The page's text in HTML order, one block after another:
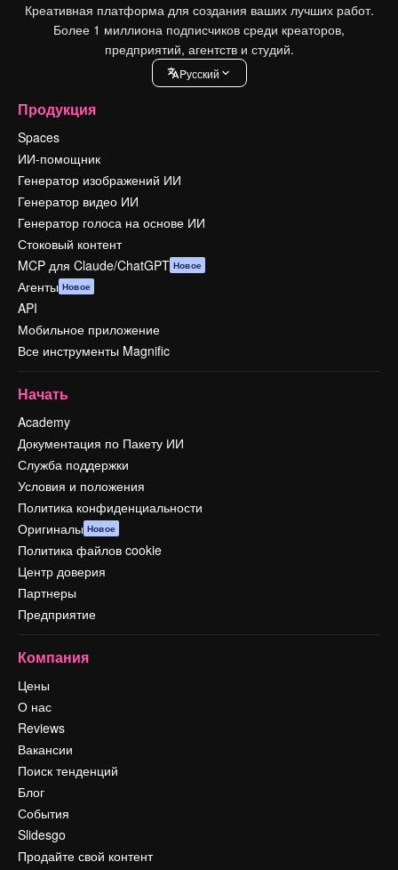
Креативная платформа для создания ваших лучших работ.
Более 1 миллиона подписчиков среди креаторов,
предприятий, агентств и студий.
Pусский
Продукция
Spaces
ИИ-помощник
Генератор изображений ИИ
Генератор видео ИИ
Генератор голоса на основе ИИ
Стоковый контент
MCP для Claude/ChatGPT Новое
Агенты Новое
API
Мобильное приложение
Все инструменты Magnific
Начать
Academy
Документация по Пакету ИИ
Служба поддержки
Условия и положения
Политика конфиденциальности
Оригиналы Новое
Политика файлов cookie
Центр доверия
Партнеры
Предприятие
Компания
Цены
О нас
Reviews
Вакансии
Поиск тенденций
Блог
События
Slidesgo
Продайте свой контент